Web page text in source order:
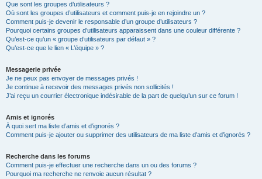
Que sont les groupes d’utilisateurs ?
Où sont les groupes d’utilisateurs et comment puis-je en rejoindre un ?
Comment puis-je devenir le responsable d’un groupe d’utilisateurs ?
Pourquoi certains groupes d’utilisateurs apparaissent dans une couleur différente ?
Qu’est-ce qu’un « groupe d’utilisateurs par défaut » ?
Qu’est-ce que le lien « L’équipe » ?
Messagerie privée
Je ne peux pas envoyer de messages privés !
Je continue à recevoir des messages privés non sollicités !
J’ai reçu un courrier électronique indésirable de la part de quelqu’un sur ce forum !
Amis et ignorés
À quoi sert ma liste d’amis et d’ignorés ?
Comment puis-je ajouter ou supprimer des utilisateurs de ma liste d’amis et d’ignorés ?
Recherche dans les forums
Comment puis-je effectuer une recherche dans un ou des forums ?
Pourquoi ma recherche ne renvoie aucun résultat ?